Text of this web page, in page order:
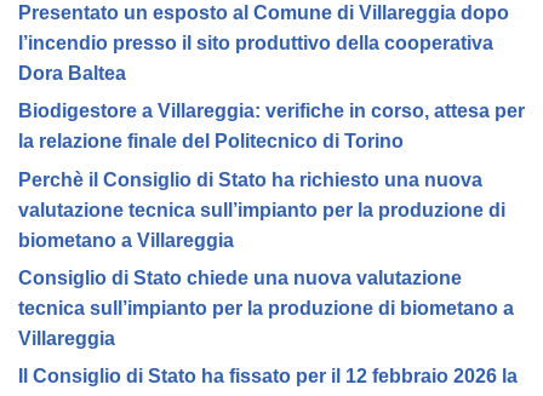
Presentato un esposto al Comune di Villareggia dopo
l’incendio presso il sito produttivo della cooperativa
Dora Baltea
Biodigestore a Villareggia: verifiche in corso, attesa per
la relazione finale del Politecnico di Torino
Perchè il Consiglio di Stato ha richiesto una nuova
valutazione tecnica sull’impianto per la produzione di
biometano a Villareggia
Consiglio di Stato chiede una nuova valutazione
tecnica sull’impianto per la produzione di biometano a
Villareggia
Il Consiglio di Stato ha fissato per il 12 febbraio 2026 la